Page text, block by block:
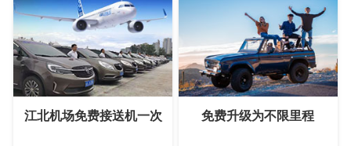
江北机场免费接送机一次 免费升级为不限里程